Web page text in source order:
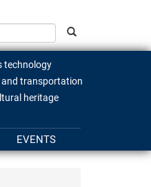
technology
and transportation
heritage
EVENTS